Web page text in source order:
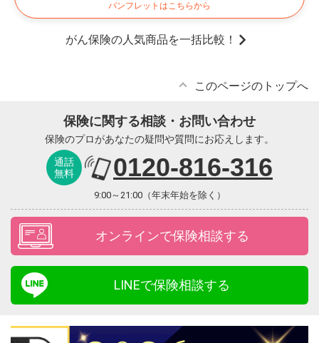
パンフレットはこちらから
がん保険の人気商品を一括比較！
このページのトップへ
保険に関する相談・お問い合わせ
保険のプロがあなたの疑問や質問にお応えします。
通話
無料
0120-816-316
9:00～21:00（年末年始を除く）
オンラインで保険相談する
LINEで保険相談する